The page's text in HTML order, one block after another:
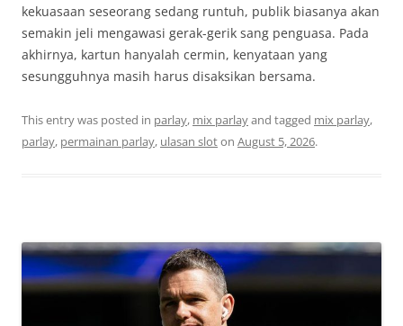
kekuasaan seseorang sedang runtuh, publik biasanya akan
semakin jeli mengawasi gerak-gerik sang penguasa. Pada
akhirnya, kartun hanyalah cermin, kenyataan yang
sesungguhnya masih harus disaksikan bersama.
This entry was posted in parlay, mix parlayand tagged mix parlay,
parlay, permainan parlay, ulasan sloton August 5, 2026.